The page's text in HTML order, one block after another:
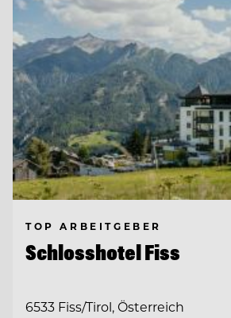
TOP ARBEITGEBER
Schlosshotel Fiss
6533 Fiss/Tirol, Österreich